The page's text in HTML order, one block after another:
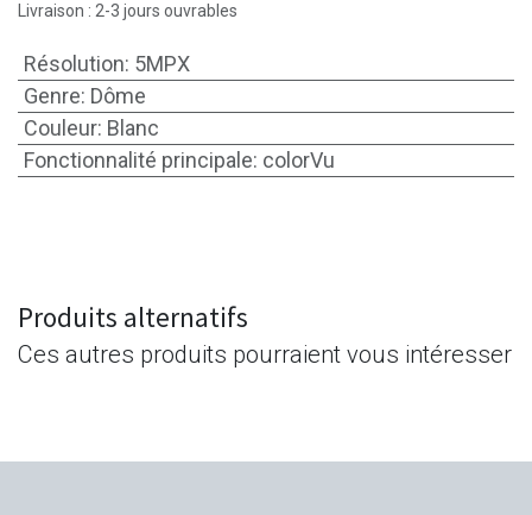
Livraison : 2-3 jours ouvrables
Résolution: 5MPX
Genre: Dôme
Couleur: Blanc
Fonctionnalité principale: colorVu
Produits alternatifs
Ces autres produits pourraient vous intéresser